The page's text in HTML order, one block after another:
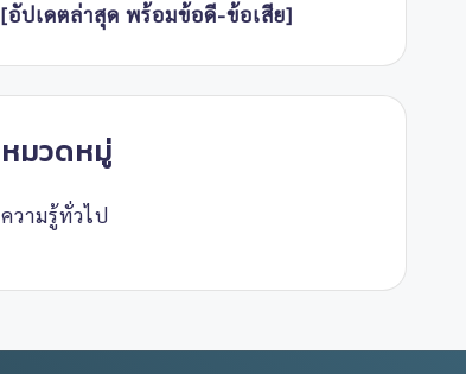
[อัปเดตล่าสุด พร้อมข้อดี-ข้อเสีย]
หมวดหมู่
ความรู้ทั่วไป